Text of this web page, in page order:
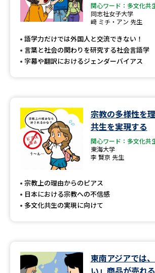
関心ワード：多文化共
同志社女子大学
﨑 ミチ・アン 先生
語学力だけでは外国人と交流できない！
言葉と社会の関わりを研究する社会言語学
字幕や翻訳におけるジェンダーバイアス
宗教の多様性を
共生を実現する
関心ワード：多文化共
東海大学
李 賢京 先生
宗教上の理由からのピアス
日本における宗教への不信感
多文化共生の実現に向けて
東南アジアでは